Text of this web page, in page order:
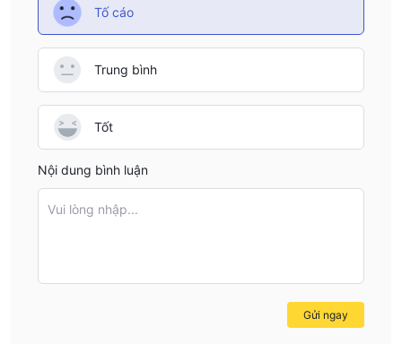
position who values clear, upfront policies. From my
perspective, this lack of clarity suggests that deposits
with cryptocurrencies are likely not supported or, if they
are, the process is not transparent. Given the sensitive
nature of financial transactions, I would be extremely
hesitant to attempt funding with digital assets unless the
broker clearly discloses and verifies such options directly.
For my peace of mind and to avoid unnecessary risks or
complications, I would contact their support via their only
listed channel—email—to request precise and up-to-date
Tố cáo
Trung bình
Tốt
Nội dung bình luận
Vui lòng nhập...
Gửi ngay